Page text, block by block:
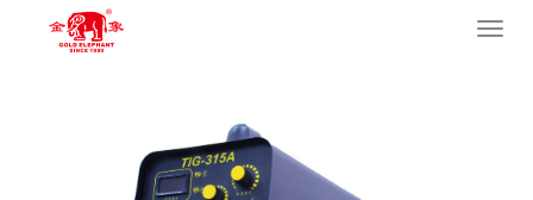
导
您的位置：网站首页